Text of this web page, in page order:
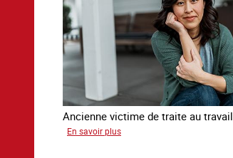
Ancienne victime de traite au travail
En savoir plus